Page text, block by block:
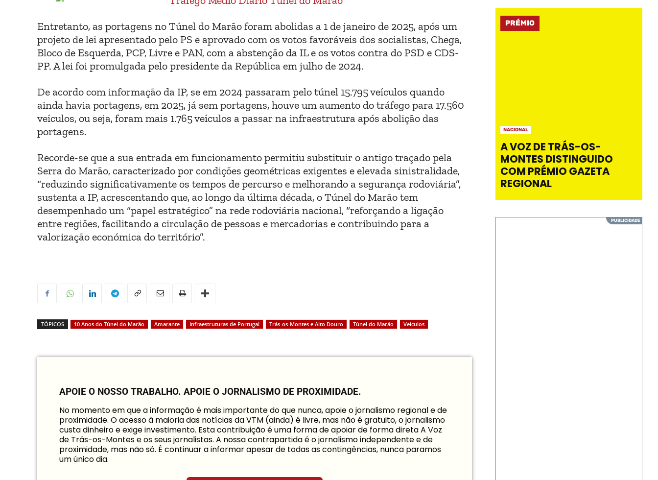
Entretanto, as portagens no Túnel do Marão foram abolidas a 1 de janeiro de 2025, após um
projeto de lei apresentado pelo PS e aprovado com os votos favoráveis dos socialistas, Chega,
Bloco de Esquerda, PCP, Livre e PAN, com a abstenção da IL e os votos contra do PSD e CDS-
PP. A lei foi promulgada pelo presidente da República em julho de 2024.
De acordo com informação da IP, se em 2024 passaram pelo túnel 15.795 veículos quando
ainda havia portagens, em 2025, já sem portagens, houve um aumento do tráfego para 17.560
veículos, ou seja, foram mais 1.765 veículos a passar na infraestrutura após abolição das
portagens.
Recorde-se que a sua entrada em funcionamento permitiu substituir o antigo traçado pela
Serra do Marão, caracterizado por condições geométricas exigentes e elevada sinistralidade,
“reduzindo significativamente os tempos de percurso e melhorando a segurança rodoviária”,
sustenta a IP, acrescentando que, ao longo da última década, o Túnel do Marão tem
desempenhado um “papel estratégico” na rede rodoviária nacional, “reforçando a ligação
entre regiões, facilitando a circulação de pessoas e mercadorias e contribuindo para a
valorização económica do território”.
TÓPICOS 10 Anos do Túnel do Marão Amarante Infraestruturas de Portugal Trás-os-Montes e Alto Douro Túnel do Marão Veículos
APOIE O NOSSO TRABALHO. APOIE O JORNALISMO DE PROXIMIDADE.
No momento em que a informação é mais importante do que nunca, apoie o jornalismo regional e de
proximidade. O acesso à maioria das notícias da VTM (ainda) é livre, mas não é gratuito, o jornalismo
custa dinheiro e exige investimento. Esta contribuição é uma forma de apoiar de forma direta A Voz
de Trás-os-Montes e os seus jornalistas. A nossa contrapartida é o jornalismo independente e de
proximidade, mas não só. É continuar a informar apesar de todas as contingências, nunca paramos
um único dia.
PRÉMIO
NACIONAL
A VOZ DE TRÁS-OS-
MONTES DISTINGUIDO
COM PRÉMIO GAZETA
REGIONAL